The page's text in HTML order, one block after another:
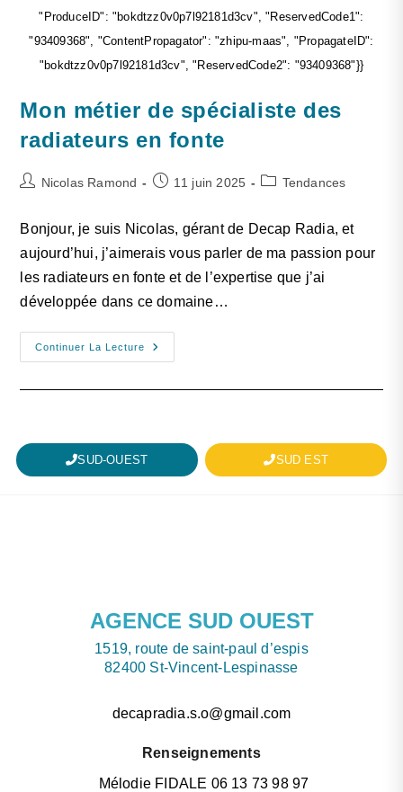
"ProduceID": "bokdtzz0v0p7l92181d3cv", "ReservedCode1":
"93409368", "ContentPropagator": "zhipu-maas", "PropagateID":
"bokdtzz0v0p7l92181d3cv", "ReservedCode2": "93409368"}}
Mon métier de spécialiste des
radiateurs en fonte
Nicolas Ramond 11 juin 2025 Tendances
Bonjour, je suis Nicolas, gérant de Decap Radia, et
aujourd’hui, j’aimerais vous parler de ma passion pour
les radiateurs en fonte et de l’expertise que j’ai
développée dans ce domaine…
Continuer La Lecture
SUD-OUEST SUD EST
AGENCE SUD OUEST
1519, route de saint-paul d’espis
82400 St-Vincent-Lespinasse
decapradia.s.o@gmail.com
Renseignements
Mélodie FIDALE 06 13 73 98 97